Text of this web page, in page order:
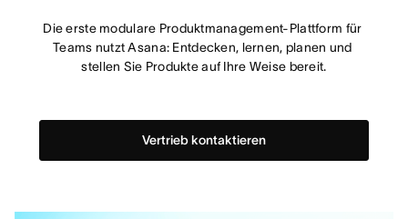
Die erste modulare Produktmanagement-Plattform für
Teams nutzt Asana: Entdecken, lernen, planen und
stellen Sie Produkte auf Ihre Weise bereit.
Vertrieb kontaktieren